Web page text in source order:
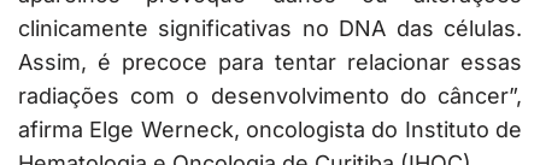
clinicamente significativas no DNA das células.
Assim, é precoce para tentar relacionar essas
radiações com o desenvolvimento do câncer”,
afirma Elge Werneck, oncologista do Instituto de